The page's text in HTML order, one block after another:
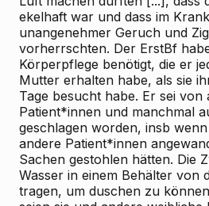
ekelhaft war und dass im
unangenehmer Geruch und
vorherrschten. Der ErstBf
Körperpflege benötigt, die er
Mutter erhalten habe, als sie
Tage besucht habe. Er sei von
Patient*innen und manchmal
geschlagen worden, insb
andere Patient*innen
Sachen gestohlen hätten. Die
Wasser in einem Behälter von
tragen, um duschen zu